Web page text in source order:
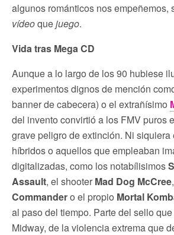
algunos románticos nos empeñemos,
vídeoquejuego.
Vida tras Mega CD
Aunque a lo largo de los 90 hubiese
experimentos dignos de mención
banner de cabecera) o el extrañísimo
del invento convirtió a los FMV puros
grave peligro de extinción. Ni
híbridos o aquellos que empleaban
digitalizadas, como los notabílisimos
Assault, el shooter Mad Dog McCree
Commandero el propio Mortal
al paso del tiempo. Parte del sello
Midway, de la violencia extrema que